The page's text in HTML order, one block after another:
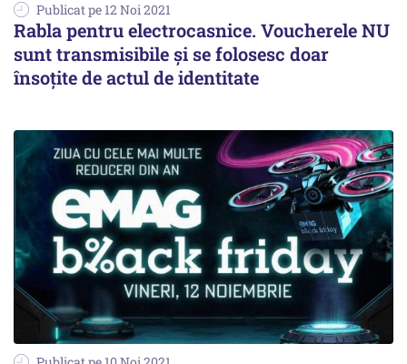
Publicat pe 12 Noi 2021
Rabla pentru electrocasnice. Voucherele NU
sunt transmisibile și se folosesc doar
însoțite de actul de identitate